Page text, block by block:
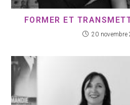
FORMER ET
20 novembre